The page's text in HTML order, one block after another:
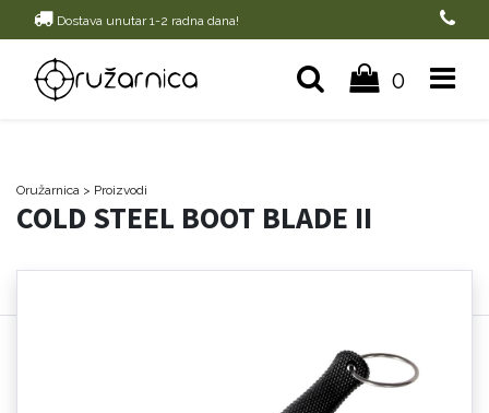
Dostava unutar 1-2 radna dana!
0
Oružarnica > Proizvodi
COLD STEEL BOOT BLADE II